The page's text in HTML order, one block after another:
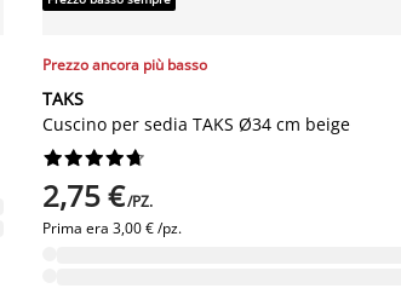
Prezzo ancora più basso
TAKS
Cuscino per sedia TAKS Ø34 cm beige






2,75 €/PZ.
Prima era 3,00 € /pz.